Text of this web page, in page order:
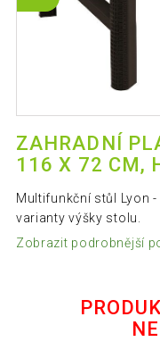
ZAHRADNÍ
116 X 72 CM,
Multifunkční stůl Lyon
varianty výšky stolu.
Zobrazit podrobnější